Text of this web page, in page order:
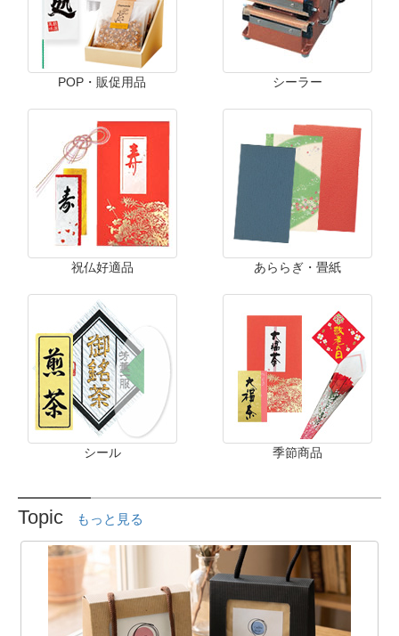
POP・販促用品 シーラー
祝仏好適品 あららぎ・畳紙
シール 季節商品
Topic もっと見る